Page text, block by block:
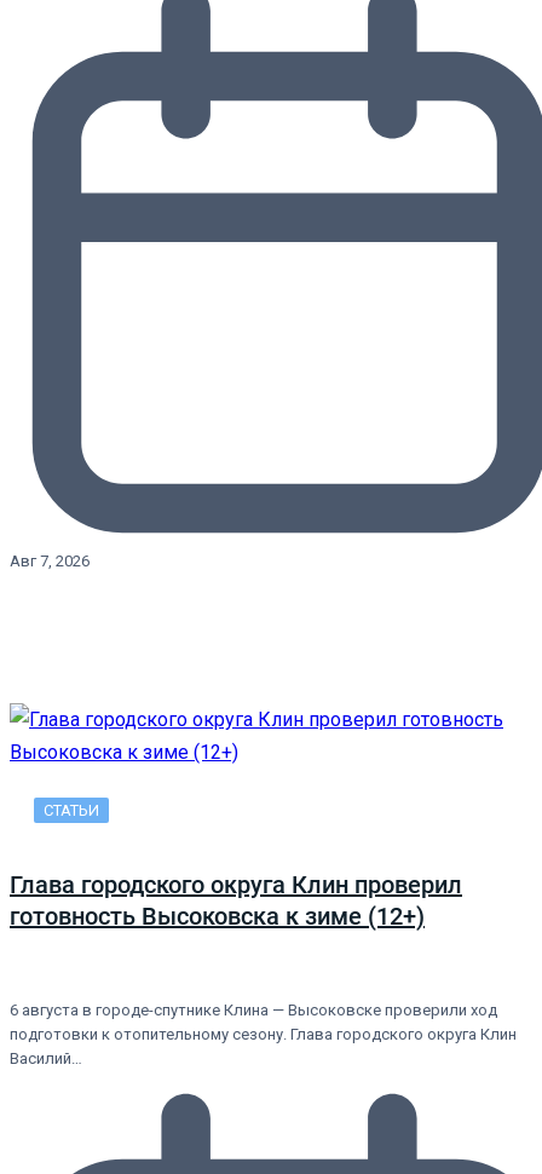
Авг 7, 2026
СТАТЬИ
Глава городского округа Клин проверил
готовность Высоковска к зиме (12+)
6 августа в городе-спутнике Клина — Высоковске проверили ход
подготовки к отопительному сезону. Глава городского округа Клин
Василий…